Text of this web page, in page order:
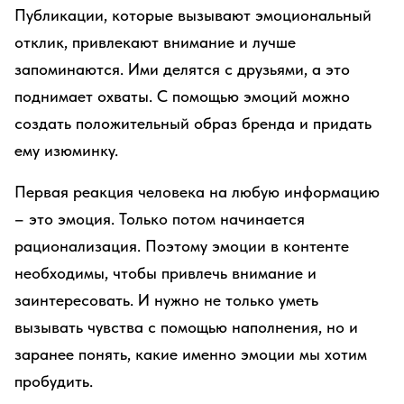
Публикации, которые вызывают эмоциональный
отклик, привлекают внимание и лучше
запоминаются. Ими делятся с друзьями, а это
поднимает охваты. С помощью эмоций можно
создать положительный образ бренда и придать
ему изюминку.
Первая реакция человека на любую информацию
– это эмоция. Только потом начинается
рационализация. Поэтому эмоции в контенте
необходимы, чтобы привлечь внимание и
заинтересовать. И нужно не только уметь
вызывать чувства с помощью наполнения, но и
заранее понять, какие именно эмоции мы хотим
пробудить.